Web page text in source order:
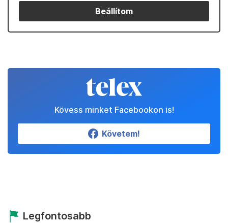
Beállítom
Kövess minket Facebookon is!
Követem!
Legfontosabb